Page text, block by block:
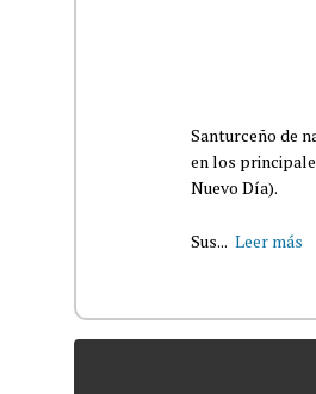
Santurceño de
en los
Nuevo Día).
Sus... Leer más